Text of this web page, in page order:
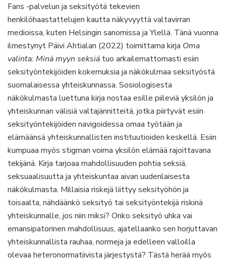
Fans -palvelun ja seksityötä tekevien
henkilöhaastattelujen kautta näkyvyyttä valtavirran
medioissa, kuten Helsingin sanomissa ja Ylellä. Tänä vuonna
ilmestynyt Päivi Ahtialan (2022) toimittama kirja Oma
valinta: Minä myyn seksiä tuo arkailemattomasti esiin
seksityöntekijöiden kokemuksia ja näkökulmaa seksityöstä
suomalaisessa yhteiskunnassa. Sosiologisesta
näkökulmasta luettuna kirja nostaa esille piileviä yksilön ja
yhteiskunnan välisiä valtajännitteitä, jotka piirtyvät esiin
seksityöntekijöiden navigoidessa omaa työtään ja
elämäänsä yhteiskunnallisten instituutioiden keskellä. Esiin
kumpuaa myös stigman voima yksilön elämää rajoittavana
tekijänä. Kirja tarjoaa mahdollisuuden pohtia seksiä,
seksuaalisuutta ja yhteiskuntaa aivan uudenlaisesta
näkökulmasta. Millaisia riskejä liittyy seksityöhön ja
toisaalta, nähdäänkö seksityö tai seksityöntekijä riskinä
yhteiskunnalle, jos niin miksi? Onko seksityö uhka vai
emansipatorinen mahdollisuus, ajatellaanko sen horjuttavan
yhteiskunnallista rauhaa, normeja ja edelleen valloilla
olevaa heteronormatiivista järjestystä? Tästä herää myös